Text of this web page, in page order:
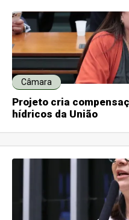
Câmara
Projeto cria
hídricos da União